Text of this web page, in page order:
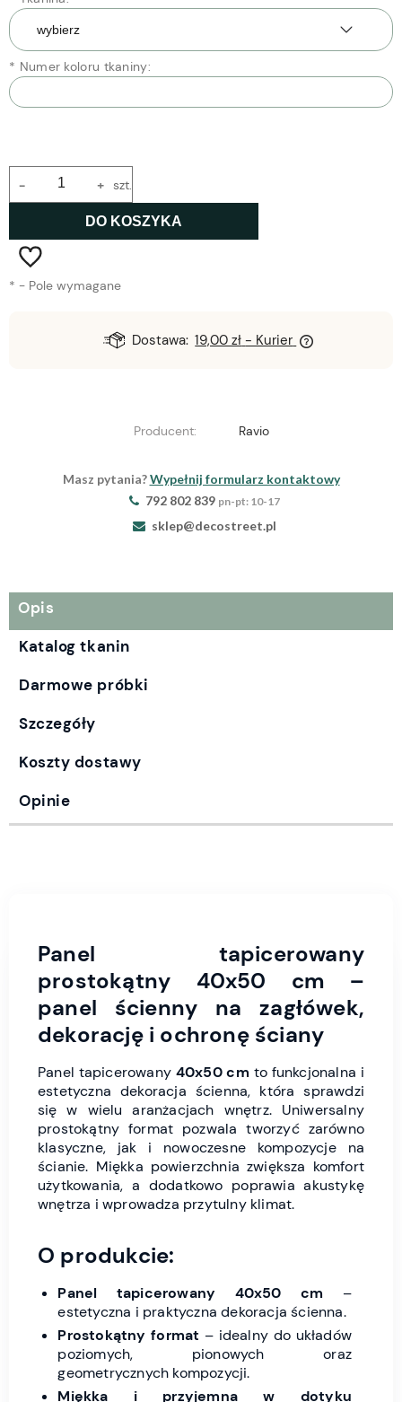
* Numer koloru tkaniny:
+
- szt.
DO KOSZYKA
* - Pole wymagane
Dostawa: 19,00 zł - Kurier
Producent: Ravio
Masz pytania?Wypełnij formularz kontaktowy
792 802 839 pn-pt: 10-17
sklep@decostreet.pl
Opis
Katalog tkanin
Darmowe próbki
Szczegóły
Koszty dostawy
Opinie
Panel tapicerowany
prostokątny 40x50 cm –
panel ścienny na zagłówek,
dekorację i ochronę ściany
Panel tapicerowany 40x50 cm to funkcjonalna i
estetyczna dekoracja ścienna, która sprawdzi
się w wielu aranżacjach wnętrz. Uniwersalny
prostokątny format pozwala tworzyć zarówno
klasyczne, jak i nowoczesne kompozycje na
ścianie. Miękka powierzchnia zwiększa komfort
użytkowania, a dodatkowo poprawia akustykę
wnętrza i wprowadza przytulny klimat.
O produkcie:
Panel tapicerowany 40x50 cm –
estetyczna i praktyczna dekoracja ścienna.
Prostokątny format – idealny do układów
poziomych, pionowych oraz
geometrycznych kompozycji.
Miękka i przyjemna w dotyku